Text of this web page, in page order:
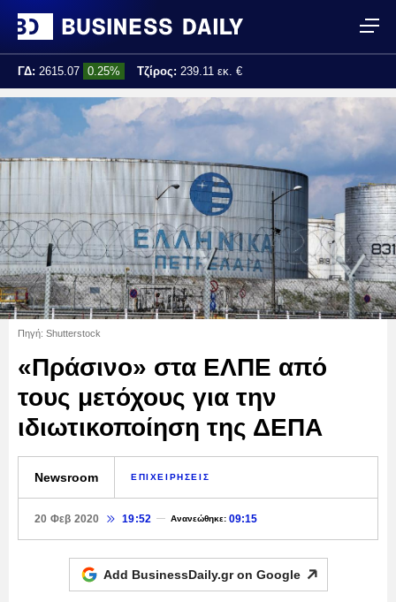
ΓΔ: 2615.07 0.25% Τζίρος: 239.11 εκ. €
Τελ. ενημέρωση: 17:25:01
Πηγή: Shutterstock
«Πράσινο» στα ΕΛΠΕ από
τους μετόχους για την
ιδιωτικοποίηση της ΔΕΠΑ
Newsroom ΕΠΙΧΕΙΡΗΣΕΙΣ
20 Φεβ 2020 19:52 Ανανεώθηκε: 09:15
Add BusinessDaily.gr on Google